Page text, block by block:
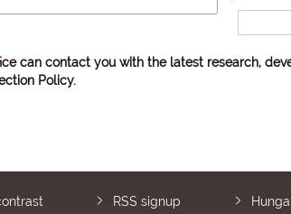
can contact you with the latest research,
Policy.
RSS signup